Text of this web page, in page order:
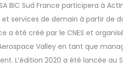
BIC Sud France participera à
services de demain à partir de
a été créé par le CNES et
Valley en tant que
L’édition 2020 a été lancée